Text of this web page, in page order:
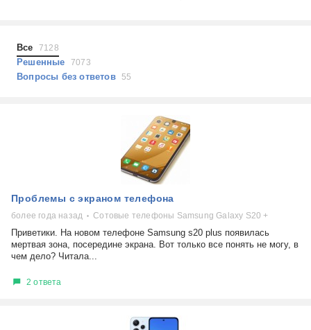
Наушники
Выберите...
не включается
самопроизвольное выключение
самостоятельный ремонт
выдает ошибку
плохо работает
решение проблемы
Все 7128
Решенные 7073
Вопросы без ответов55
Проблемы с экраном телефона
более года назад Сотовые телефоны Samsung Galaxy S20 +
Приветики. На новом телефоне Samsung s20 plus появилась
мертвая зона, посередине экрана. Вот только все понять не могу, в
чем дело? Читала...
2 ответа